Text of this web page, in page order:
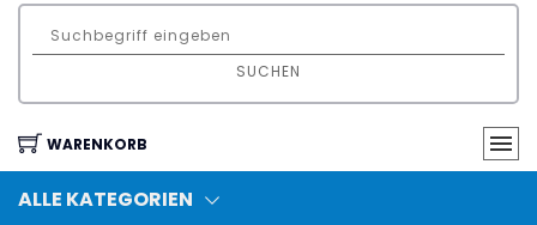
SUCHEN
WARENKORB
ALLE KATEGORIEN